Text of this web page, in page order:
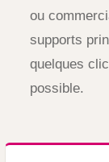
ou
supports
quelques
possible.